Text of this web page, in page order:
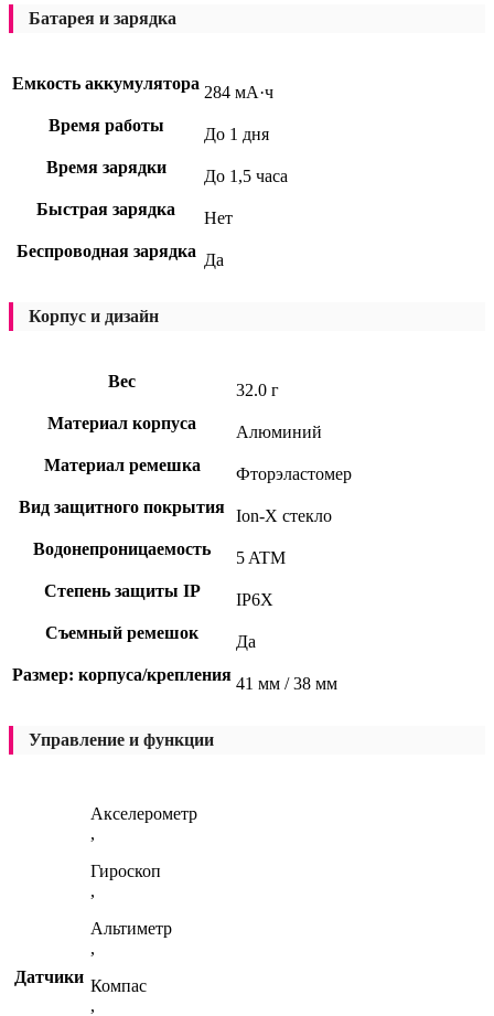
Батарея и зарядка
Емкость аккумулятора 284 мА·ч
Время работы
До 1 дня
Время зарядки
До 1,5 часа
Быстрая зарядка
Нет
Беспроводная зарядка Да
Корпус и дизайн
Вес
32.0 г
Материал корпуса
Алюминий
Материал ремешка
Фторэластомер
Вид защитного покрытия Ion-X стекло
Водонепроницаемость
5 ATM
Степень защиты IP
IP6X
Съемный ремешок
Да
Размер: корпуса/крепления 41 мм / 38 мм
Управление и функции
Датчики
Акселерометр
,
Гироскоп
,
Альтиметр
,
Компас
,